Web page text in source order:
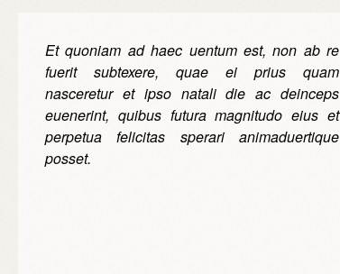
Et quoniam ad haec uentum est, non ab re
fuerit subtexere, quae ei prius quam
nasceretur et ipso natali die ac deinceps
euenerint, quibus futura magnitudo eius et
perpetua felicitas sperari animaduertique
posset.